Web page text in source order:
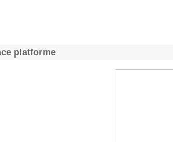
platforme